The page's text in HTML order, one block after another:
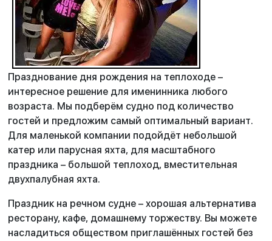
Празднование дня рождения на теплоходе –
интересное решение для именинника любого
возраста. Мы подберём судно под количество
гостей и предложим самый оптимальный вариант.
Для маленькой компании подойдёт небольшой
катер или парусная яхта, для масштабного
праздника – большой теплоход, вместительная
двухпалубная яхта.
Праздник на речном судне – хорошая альтернатива
ресторану, кафе, домашнему торжеству. Вы можете
насладиться обществом приглашённых гостей без